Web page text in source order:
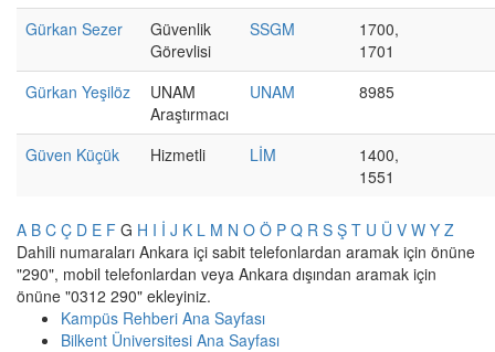
Gürkan Sezer
Güvenlik
Görevlisi
SSGM
1700,
1701
Gürkan Yeşilöz
UNAM
Araştırmacı
UNAM 8985
Güven Küçük Hizmetli LİM
1400,
1551
A B C Ç D E F G H I İ J K L M N O Ö P Q R S Ş T U Ü V W Y Z
Dahili numaraları Ankara içi sabit telefonlardan aramak için önüne
"290", mobil telefonlardan veya Ankara dışından aramak için
önüne "0312 290" ekleyiniz.
Kampüs Rehberi Ana Sayfası
Bilkent Üniversitesi Ana Sayfası